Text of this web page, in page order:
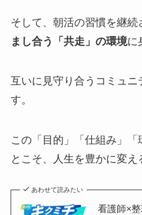
そして、朝活の習慣を継続
まし合う「共走」の環境に
互いに見守り合うコミュニ
す。
この「目的」「仕組み」
とこそ、人生を豊かに変え
あわせて読みたい
看護師×